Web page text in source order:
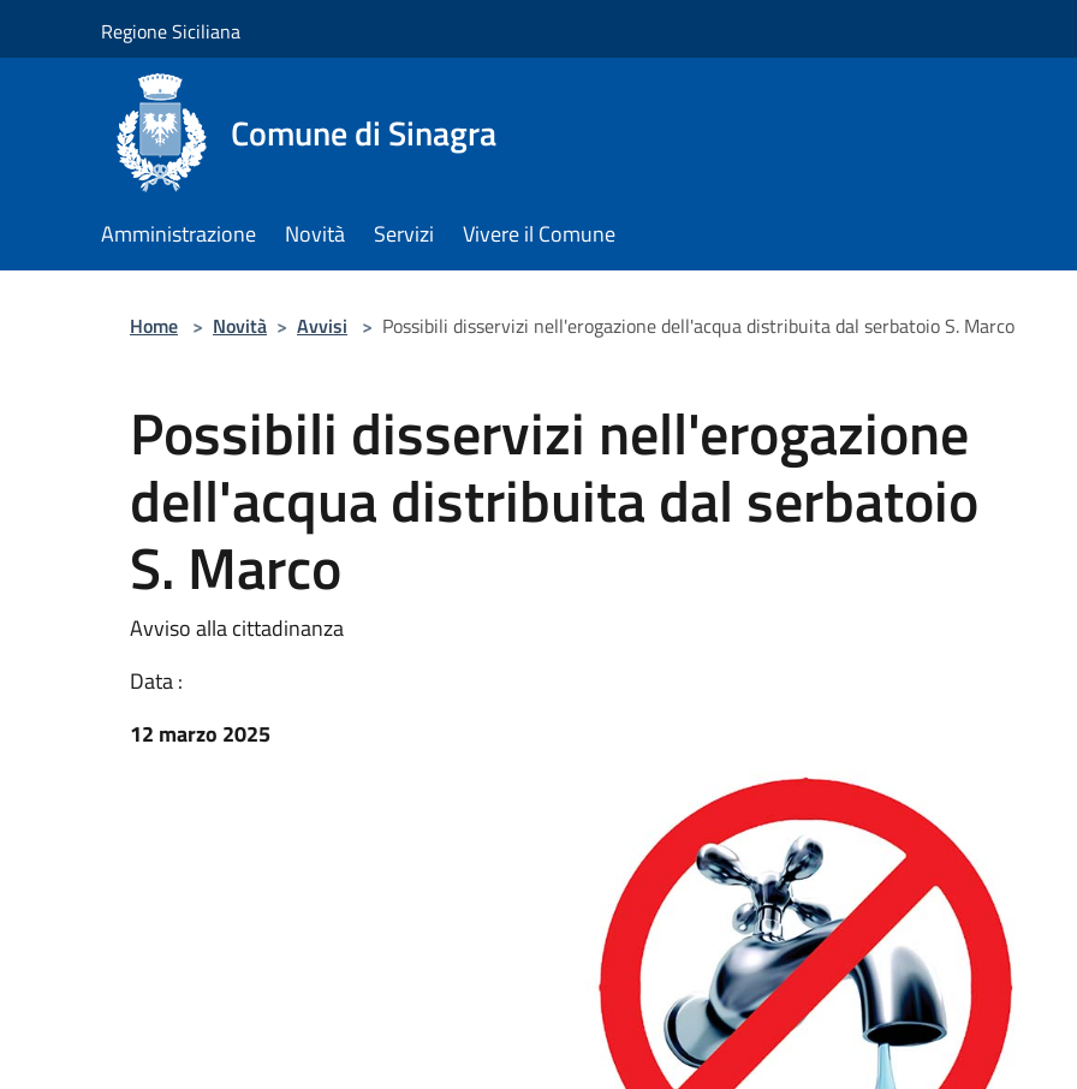
Regione Siciliana
Comune di Sinagra
Amministrazione Novità Servizi Vivere il Comune
Home > Novità > Avvisi > Possibili disservizi nell'erogazione dell'acqua distribuita dal serbatoio S. Marco
Possibili disservizi nell'erogazione
dell'acqua distribuita dal serbatoio
S. Marco
Avviso alla cittadinanza
Data :
12 marzo 2025